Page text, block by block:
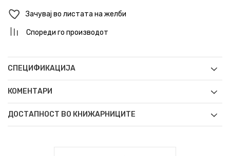
Зачувај во листата на желби
Спореди го производот
СПЕЦИФИКАЦИЈА
КОМЕНТАРИ
ДОСТАПНОСТ ВО КНИЖАРНИЦИТЕ